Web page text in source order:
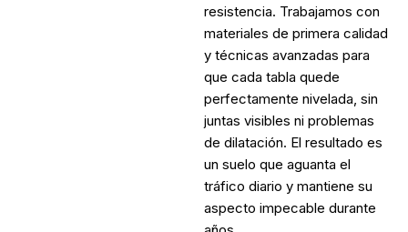
resistencia. Trabajamos con
materiales de primera calidad
y técnicas avanzadas para
que cada tabla quede
perfectamente nivelada, sin
juntas visibles ni problemas
de dilatación. El resultado es
un suelo que aguanta el
tráfico diario y mantiene su
aspecto impecable durante